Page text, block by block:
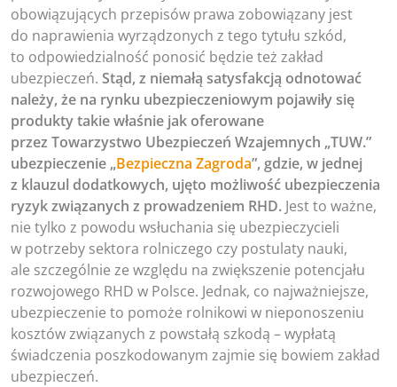
obowiązujących przepisów prawa zobowiązany jest
do naprawienia wyrządzonych z tego tytułu szkód,
to odpowiedzialność ponosić będzie też zakład
ubezpieczeń. Stąd, z niemałą satysfakcją odnotować
należy, że na rynku ubezpieczeniowym pojawiły się
produkty takie właśnie jak oferowane
przez Towarzystwo Ubezpieczeń Wzajemnych „TUW.”
ubezpieczenie „Bezpieczna Zagroda”, gdzie, w jednej
z klauzul dodatkowych, ujęto możliwość ubezpieczenia
ryzyk związanych z prowadzeniem RHD. Jest to ważne,
nie tylko z powodu wsłuchania się ubezpieczycieli
w potrzeby sektora rolniczego czy postulaty nauki,
ale szczególnie ze względu na zwiększenie potencjału
rozwojowego RHD w Polsce. Jednak, co najważniejsze,
ubezpieczenie to pomoże rolnikowi w nieponoszeniu
kosztów związanych z powstałą szkodą – wypłatą
świadczenia poszkodowanym zajmie się bowiem zakład
ubezpieczeń.